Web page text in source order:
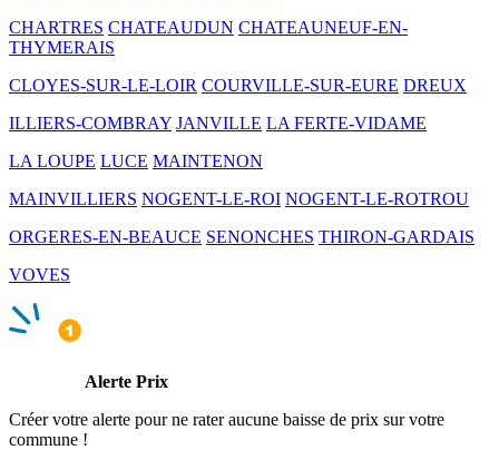
CHARTRES CHATEAUDUN CHATEAUNEUF-EN-
THYMERAIS
CLOYES-SUR-LE-LOIR COURVILLE-SUR-EURE DREUX
ILLIERS-COMBRAY JANVILLE LA FERTE-VIDAME
LA LOUPE LUCE MAINTENON
MAINVILLIERS NOGENT-LE-ROI NOGENT-LE-ROTROU
ORGERES-EN-BEAUCE SENONCHES THIRON-GARDAIS
VOVES
Alerte Prix
Créer votre alerte pour ne rater aucune baisse de prix sur votre
commune !